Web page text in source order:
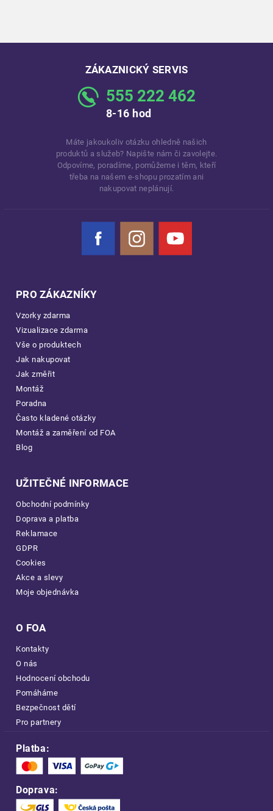
ZÁKAZNICKÝ SERVIS
555 222 462
8-16 hod
Máte jakoukoliv otázku ohledně našich
produktů a služeb? Napište nám či zavolejte.
Odpovíme, poradíme, pomůžeme i těm, kteří
třeba na našem e-shopu prozatím ani
nakupovat neplánují.
Facebook Instagram YouTube
PRO ZÁKAZNÍKY
Vzorky zdarma
Vizualizace zdarma
Vše o produktech
Jak nakupovat
Jak změřit
Montáž
Poradna
Často kladené otázky
Montáž a zaměření od FOA
Blog
UŽITEČNÉ INFORMACE
Obchodní podmínky
Doprava a platba
Reklamace
GDPR
Cookies
Akce a slevy
Moje objednávka
O FOA
Kontakty
O nás
Hodnocení obchodu
Pomáháme
Bezpečnost dětí
Pro partnery
Platba:
Doprava: